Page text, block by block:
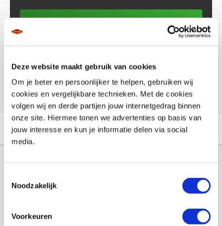
Deze website maakt gebruik van cookies
Om je beter en persoonlijker te helpen, gebruiken wij
cookies en vergelijkbare technieken. Met de cookies
volgen wij en derde partijen jouw internetgedrag binnen
onze site. Hiermee tonen we advertenties op basis van
jouw interesse en kun je informatie delen via social
media.
Noodzakelijk
Voorkeuren
Aanvullende informatie Winkelvoorraad